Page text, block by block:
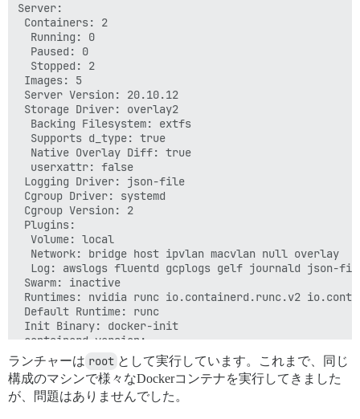
Server:
Containers: 2
  Running: 0
  Paused: 0
  Stopped: 2
Images: 5
Server Version: 20.10.12
Storage Driver: overlay2
  Backing Filesystem: extfs
  Supports d_type: true
  Native Overlay Diff: true
  userxattr: false
Logging Driver: json-file
Cgroup Driver: systemd
Cgroup Version: 2
Plugins:
  Volume: local
  Network: bridge host ipvlan macvlan null overlay
Log: awslogs fluentd gcplogs gelf journald json-
Swarm: inactive
Runtimes: nvidia runc io.containerd.runc.v2
Default Runtime: runc
Init Binary: docker-init
containerd version:
runc version:
init version:
Security Options:
  apparmor
ランチャーは root として実行しています。これまで、同じ
構成のマシンで様々なDockerコンテナを実行してきました
が、問題はありませんでした。